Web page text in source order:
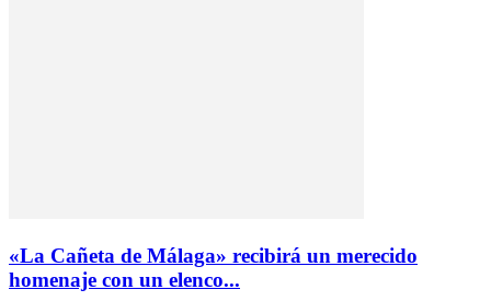
«La Cañeta de Málaga» recibirá un merecido
homenaje con un elenco...